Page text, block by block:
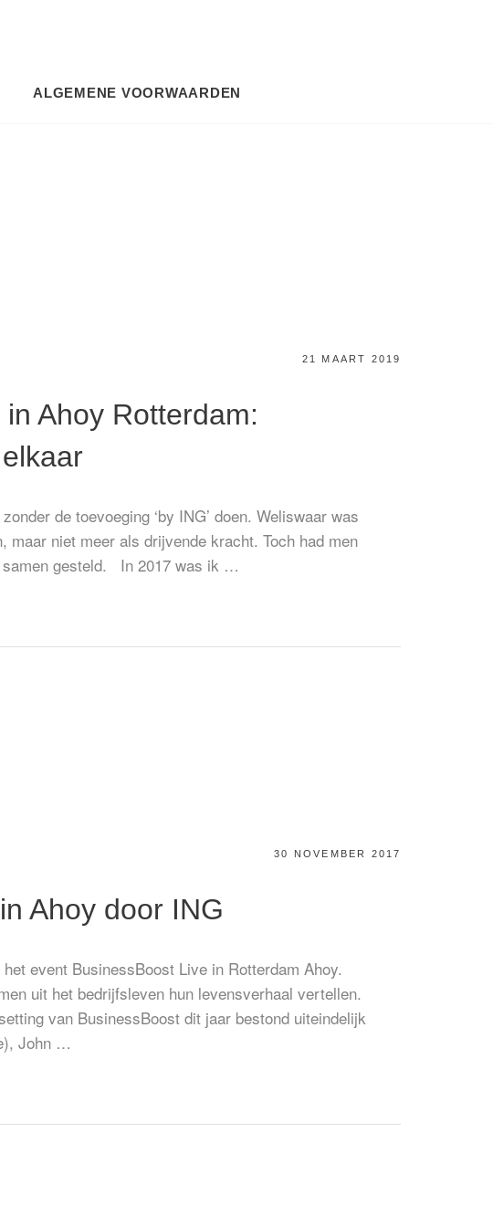
ALGEMENE VOORWAARDEN
GEPLAATST
21 MAART 2019
Ahoy Rotterdam:
de toevoeging ‘by ING’ doen. Weliswaar was
maar niet meer als drijvende kracht. Toch had men
samen gesteld. In 2017 was ik …
GEPLAATST
30 NOVEMBER 2017
Ahoy door ING
event BusinessBoost Live in Rotterdam Ahoy.
uit het bedrijfsleven hun levensverhaal vertellen.
van BusinessBoost dit jaar bestond uiteindelijk
John …